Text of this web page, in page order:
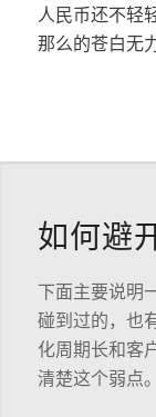
人民币还不轻
那么的苍白无
如何避
下面主要说明
碰到过的，也
化周期长和客
清楚这个弱点。